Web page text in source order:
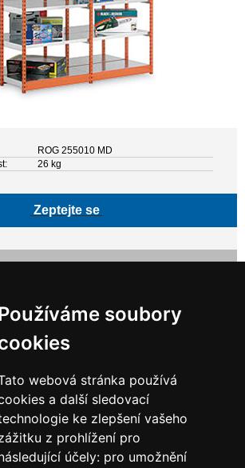
soubory
webová stránka používá
a další sledovací
ke zlepšení vašeho
z prohlížení pro
účely: pro umožnění
ROG 255010 MD
26 kg
Zeptejte se
regál SYSTEM RR vhodný pro
cm
cm